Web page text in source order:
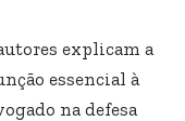
explicam a
essencial à
na defesa